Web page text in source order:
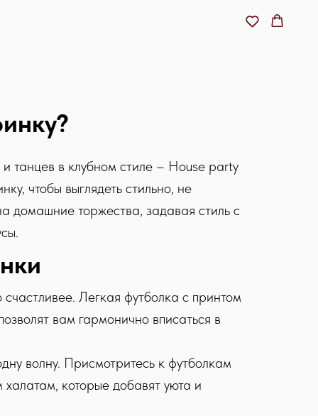
танцев в клубном стиле – House party
чтобы выглядеть стильно, не
домашние торжества, задавая стиль с
Легкая футболка с принтом
вам гармонично вписаться в
волну. Присмотритесь к футболкам
которые добавят уюта и